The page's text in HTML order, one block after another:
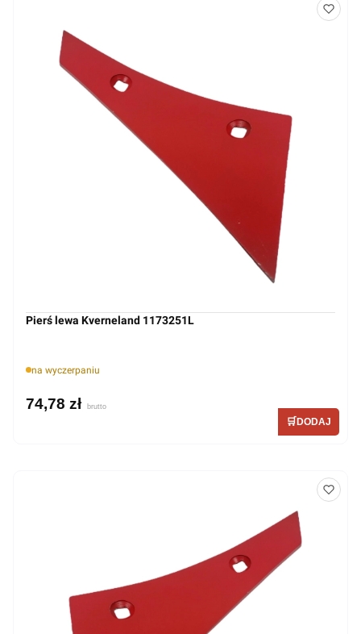
Pierś lewa Kverneland 1173251L
na wyczerpaniu
74,78 zł